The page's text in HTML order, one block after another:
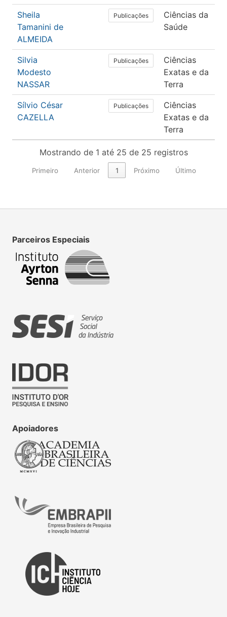
Sheila
Tamanini de
ALMEIDA
Publicações
Ciências da
Saúde
Silvia
Modesto
NASSAR
Publicações
Ciências
Exatas e da
Terra
Sílvio César
CAZELLA
Publicações
Ciências
Exatas e da
Terra
Mostrando de 1 até 25 de 25 registros
Primeiro Anterior 1 Próximo Último
Parceiros Especiais
Apoiadores